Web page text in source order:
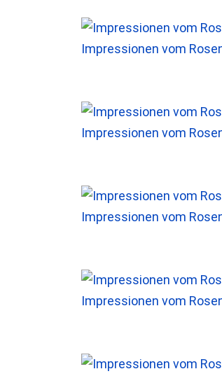
Impressionen vom
Impressionen vom
Impressionen vom
Impressionen vom